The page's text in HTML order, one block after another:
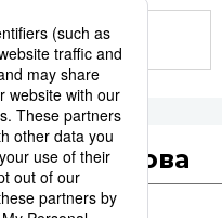
теме
слова